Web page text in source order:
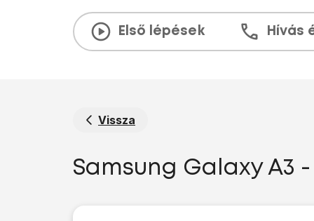
Első lépések Hívás
Vissza
Samsung Galaxy A3